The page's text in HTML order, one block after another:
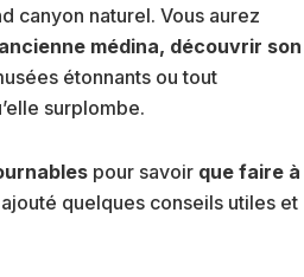
canyon naturel. Vous aurez
médina, découvrir son
étonnants ou tout
surplombe.
pour savoir que faire à
quelques conseils utiles et